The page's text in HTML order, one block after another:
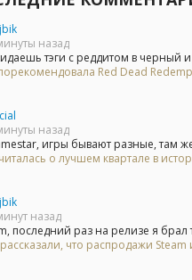
назад
тэги с реддитом в черный
Red Dead
назад
игры бывают разные, там
о лучшем квартале в
назад
последний раз на релизе я брал
что распродажи